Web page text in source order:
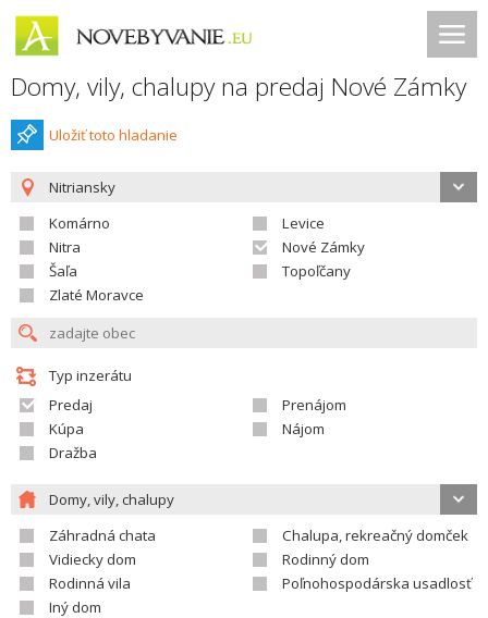
Domy, vily, chalupy na predaj Nové Zámky
Uložiť toto hladanie
Nitriansky
Komárno
Levice
Nitra
Nové Zámky
Šaľa
Topoľčany
Zlaté Moravce
Typ inzerátu
Predaj
Prenájom
Kúpa
Nájom
Dražba
Domy, vily, chalupy
Záhradná chata
Chalupa, rekreačný domček
Vidiecky dom
Rodinný dom
Rodinná vila
Poľnohospodárska usadlosť
Iný dom